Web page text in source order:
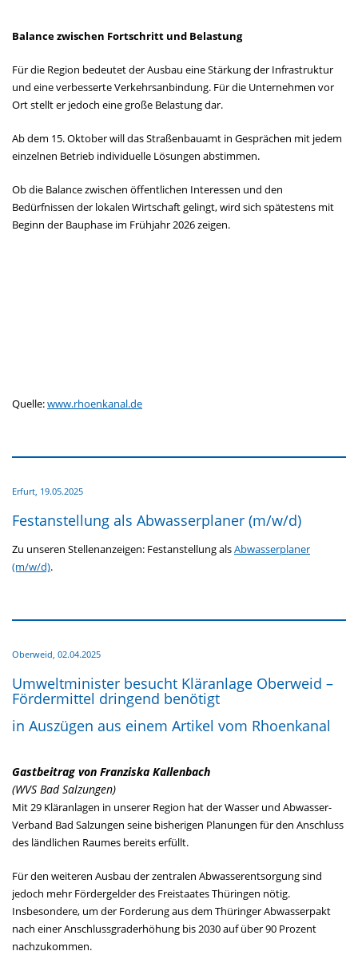
Balance zwischen Fortschritt und Belastung
Für die Region bedeutet der Ausbau eine Stärkung der Infrastruktur
und eine verbesserte Verkehrsanbindung. Für die Unternehmen vor
Ort stellt er jedoch eine große Belastung dar.
Ab dem 15. Oktober will das Straßenbauamt in Gesprächen mit jedem
einzelnen Betrieb individuelle Lösungen abstimmen.
Ob die Balance zwischen öffentlichen Interessen und den
Bedürfnissen der lokalen Wirtschaft gelingt, wird sich spätestens mit
Beginn der Bauphase im Frühjahr 2026 zeigen.
Quelle:www.rhoenkanal.de
Erfurt, 19.05.2025
Festanstellung als Abwasserplaner (m/w/d)
Zu unseren Stellenanzeigen: Festanstellung alsAbwasserplaner
(m/w/d).
Oberweid, 02.04.2025
Umweltminister besucht Kläranlage Oberweid –
Fördermittel dringend benötigt
in Auszügen aus einem Artikel vom Rhoenkanal
Gastbeitrag von Franziska Kallenbach
(WVS Bad Salzungen)
Mit 29 Kläranlagen in unserer Region hat der Wasser und Abwasser-
Verband Bad Salzungen seine bisherigen Planungen für den Anschluss
des ländlichen Raumes bereits erfüllt.
Für den weiteren Ausbau der zentralen Abwasserentsorgung sind
jedoch mehr Fördergelder des Freistaates Thüringen nötig.
Insbesondere, um der Forderung aus dem Thüringer Abwasserpakt
nach einer Anschlussgraderhöhung bis 2030 auf über 90 Prozent
nachzukommen.